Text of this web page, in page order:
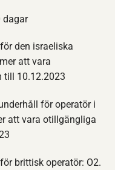
dagar
den israeliska
att vara
till 10.12.2023
för operatör i
att vara otillgängliga
brittisk operatör: O2.